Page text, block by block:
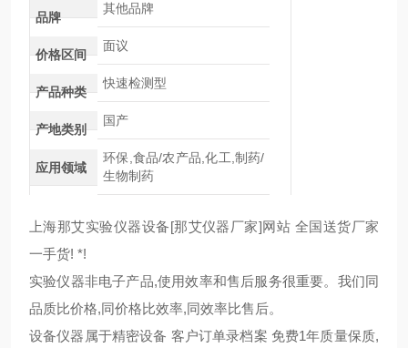
品牌
其他品牌
价格区间
面议
产品种类
快速检测型
产地类别
国产
应用领域
环保,食品/农产品,化工,制药/
生物制药
上海那艾实验仪器设备[那艾仪器厂家]网站 全国送货厂家
一手货! *!
实验仪器非电子产品,使用效率和售后服务很重要。我们同
品质比价格,同价格比效率,同效率比售后。
设备仪器属于精密设备 客户订单录档案 免费1年质量保质,